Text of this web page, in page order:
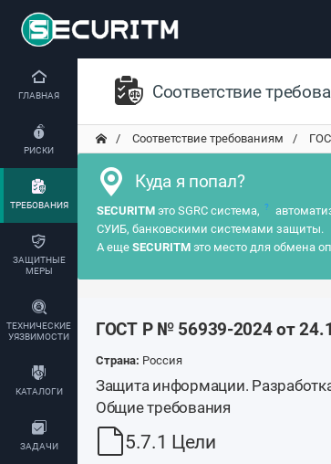
ГЛАВНАЯ
РИСКИ
ТРЕБОВАНИЯ
ЗАЩИТНЫЕ
МЕРЫ
ТЕХНИЧЕСКИЕ
УЯЗВИМОСТИ
КАТАЛОГИ
ЗАДАЧИ
Соответствие
Соответствие требованиям
Куда я попал?
SECURITM это SGRC система, ?
СУИБ, банковскими системами защиты.
А еще SECURITM это место для обмена
ГОСТ Р № 56939-2024 от
Страна: Россия
Защита информации.
Общие требования
5.7.1 Цели